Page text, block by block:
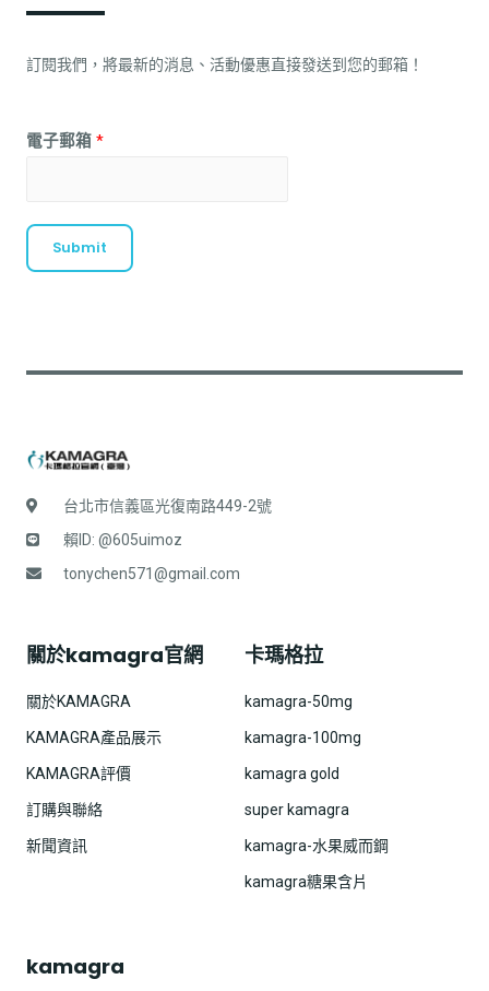
訂閱我們，將最新的消息、活動優惠直接發送到您的郵箱！
電子郵箱 *
Submit
台北市信義區光復南路449-2號
賴ID: @605uimoz
tonychen571@gmail.com
關於kamagra官網
關於KAMAGRA
KAMAGRA產品展示
KAMAGRA評價
訂購與聯絡
新聞資訊
卡瑪格拉
kamagra-50mg
kamagra-100mg
kamagra gold
super kamagra
kamagra-水果威而鋼
kamagra糖果含片
kamagra